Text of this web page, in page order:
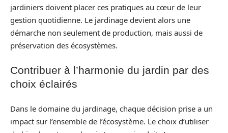
jardiniers doivent placer ces pratiques au cœur de leur
gestion quotidienne. Le jardinage devient alors une
démarche non seulement de production, mais aussi de
préservation des écosystèmes.
Contribuer à l’harmonie du jardin par des
choix éclairés
Dans le domaine du jardinage, chaque décision prise a un
impact sur l’ensemble de l’écosystème. Le choix d’utiliser